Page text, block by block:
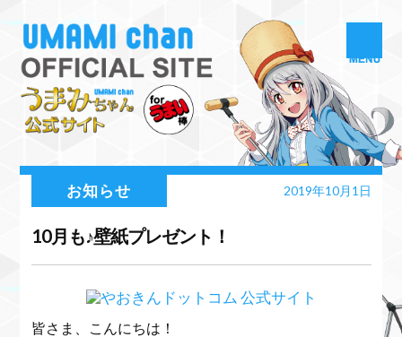
お知らせ 2019年10月1日
10月も♪壁紙プレゼント！
皆さま、こんにちは！